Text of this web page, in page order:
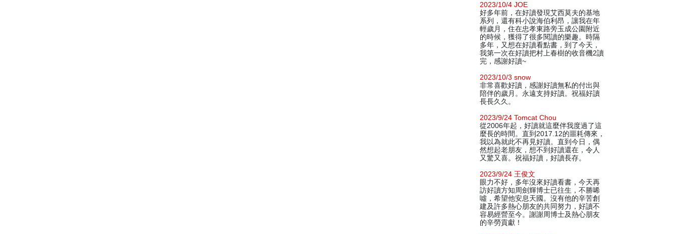
2023/10/4 JOE
好多年前，在好讀發現艾西莫夫的基地
系列，還有科小說海伯利昂，讓我在年
輕歲月，住在忠孝東路旁玉成公園附近
的時候，獲得了很多閱讀的樂趣。時隔
多年，又想在好讀看點書，到了今天，
我第一次在好讀把村上春樹的收音機2讀
完，感謝好讀~
2023/10/3 snow
非常喜歡好讀，感謝好讀無私的付出與
陪伴的歲月。永遠支持好讀。祝福好讀
長長久久。
2023/9/24 Tomcat Chou
從2006年起，好讀就這麼伴我度過了這
麼長的時間。直到2017.12的噩耗傳來，
我以為就此不再見好讀。直到今日，偶
然想起老朋友，想不到好讀還在，令人
又驚又喜。祝福好讀，好讀長存。
2023/9/24 王俊文
眼力不好，多年沒來好讀看書，今天再
訪好讀方知周劍輝博士已往生，不勝唏
噓，希望他安息天國。沒有他的辛苦創
建及許多熱心朋友的共同努力，好讀不
容易經營至今。謝謝周博士及熱心朋友
的辛勞貢獻！